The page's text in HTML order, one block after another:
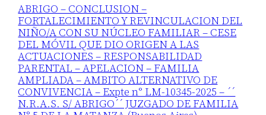
ABRIGO – CONCLUSION –
FORTALECIMIENTO Y REVINCULACION DEL
NIÑO/A CON SU NÚCLEO FAMILIAR – CESE
DEL MÓVIL QUE DIO ORIGEN A LAS
ACTUACIONES – RESPONSABILIDAD
PARENTAL – APELACION – FAMILIA
AMPLIADA – AMBITO ALTERNATIVO DE
CONVIVENCIA – Expte n° LM-10345-2025 – ´´
N.R.A.S. S/ ABRIGO´´ JUZGADO DE FAMILIA